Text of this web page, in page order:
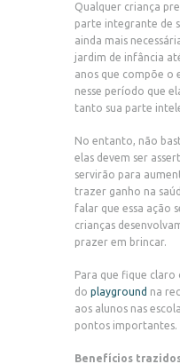
Qualquer criança
parte integrante de
ainda mais
jardim de infância
anos que compõe o
nesse período que
tanto sua parte
No entanto, não
elas devem ser
servirão para
trazer ganho na
falar que essa ação
crianças
prazer em brincar.
Para que fique claro
do playground na
aos alunos nas
pontos importantes.
Benefícios